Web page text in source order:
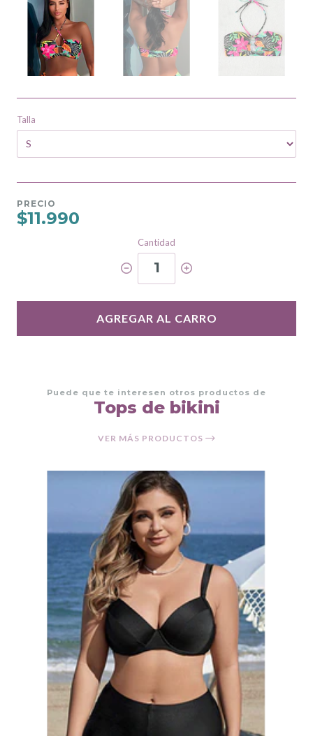
Talla
PRECIO
$11.990
Cantidad
1
AGREGAR AL CARRO
Puede que te interesen otros productos de
Tops de bikini
VER MÁS PRODUCTOS